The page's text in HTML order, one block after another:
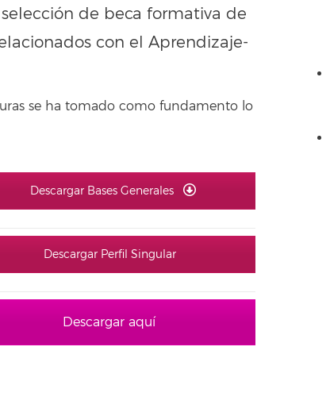
de beca formativa de
con el Aprendizaje-
se ha tomado como fundamento lo
Descargar Bases Generales
Descargar Perfil Singular
Descargar aquí